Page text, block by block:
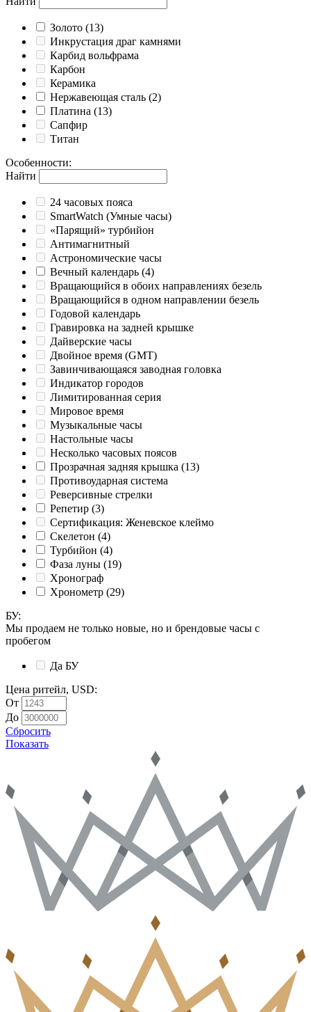
Золото (13)
Инкрустация драг камнями
Карбид вольфрама
Карбон
Керамика
Нержавеющая сталь (2)
Платина (13)
Сапфир
Титан
Особенности:
Найти
24 часовых пояса
SmartWatch (Умные часы)
«Парящий» турбийон
Антимагнитный
Астрономические часы
Вечный календарь (4)
Вращающийся в обоих направлениях безель
Вращающийся в одном направлении безель
Годовой календарь
Гравировка на задней крышке
Дайверские часы
Двойное время (GMT)
Завинчивающаяся заводная головка
Индикатор городов
Лимитированная серия
Мировое время
Музыкальные часы
Настольные часы
Несколько часовых поясов
Прозрачная задняя крышка (13)
Противоударная система
Реверсивные стрелки
Репетир (3)
Сертификация: Женевское клеймо
Скелетон (4)
Турбийон (4)
Фаза луны (19)
Хронограф
Хронометр (29)
БУ:
Мы продаем не только новые, но и брендовые часы с
пробегом
Да БУ
Цена ритейл, USD:
От
До
Сбросить
Показать